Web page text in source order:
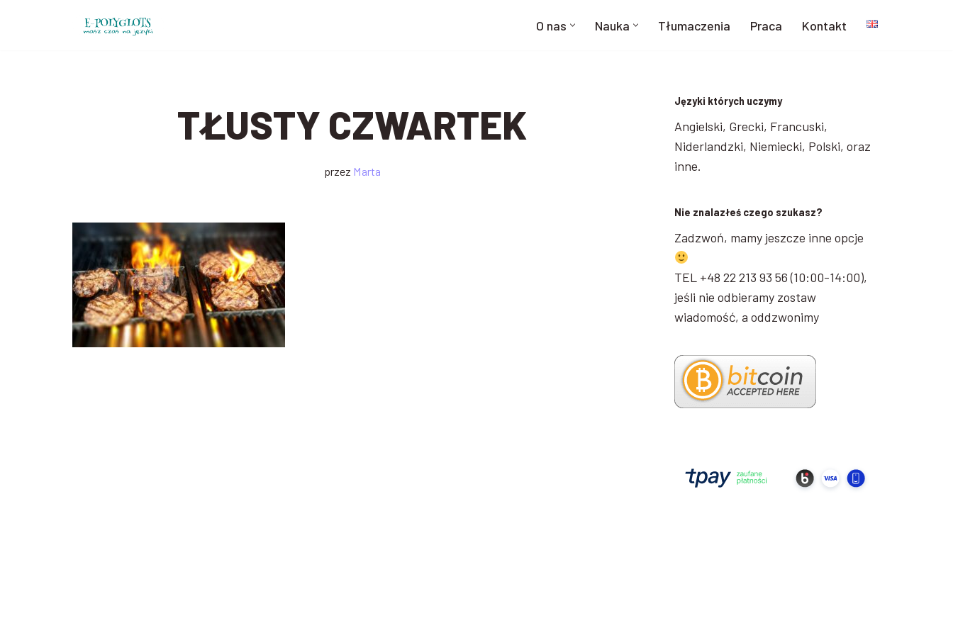
O nas Nauka Tłumaczenia Praca Kontakt
TŁUSTY CZWARTEK
przez Marta
Języki których uczymy
Angielski, Grecki, Francuski,
Niderlandzki, Niemiecki, Polski, oraz
inne.
Nie znalazłeś czego szukasz?
Zadzwoń, mamy jeszcze inne opcje
TEL +48 22 213 93 56 (10:00-14:00),
jeśli nie odbieramy zostaw
wiadomość, a oddzwonimy